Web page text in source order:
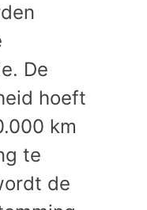
De
hoeft
km
te
de